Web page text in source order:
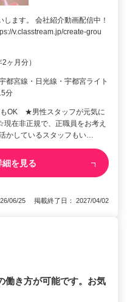
ます。 会社紹介動画配信中！
v.classtream.jp/create-grou
ヶ月分）
都宮線・日光線・宇都宮ライト
分
もOK ★男性スタッフが元気に
在非正規で、正職員をお考え
かしているスタッフもい…
細を見る
06/25 掲載終了日： 2027/04/02
き方が可能です。お気